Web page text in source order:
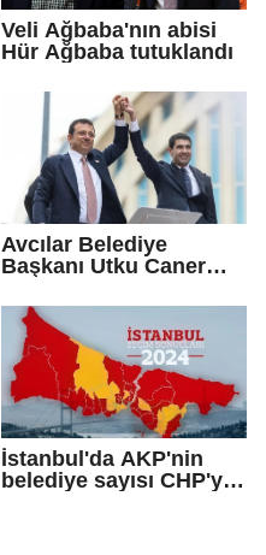
Veli Ağbaba'nın abisi
Hür Ağbaba tutuklandı
Avcılar Belediye
Başkanı Utku Caner
kararı
İstanbul'da AKP'nin
belediye sayısı CHP'yi